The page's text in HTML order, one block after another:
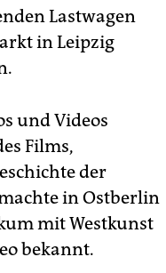
Lastwagen
in Leipzig
und Videos
Films,
der
in Ostberlin
mit Westkunst
bekannt.